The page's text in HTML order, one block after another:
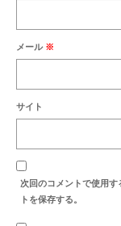
最新のご案内
納品例
お洗濯・
メール ※
サイト
次回のコメントで使用
トを保存する。